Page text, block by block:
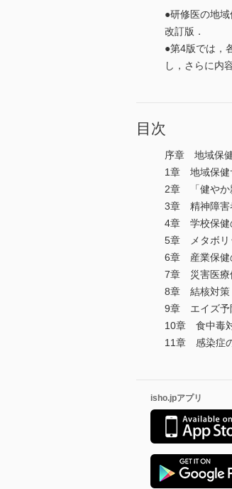
●研修医の地
改訂版．
●第4版では，
し，さらに内
目次
序章 地域保
1章 地域保健
2章 「健やか
3章 精神障害
4章 学校保健
5章 メタボリ
6章 産業保健
7章 災害医療
8章 結核対策
9章 エイズ予
10章 食中毒
11章 感染症の
isho.jpアプリ